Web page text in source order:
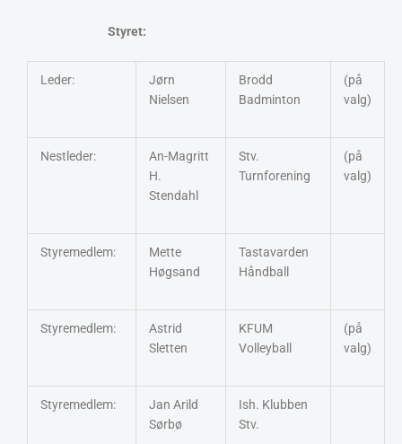
Styret:
Leder:
Jørn
Nielsen
Brodd
Badminton
(på
valg)
Nestleder:
An-Magritt
H.
Stendahl
Stv.
Turnforening
(på
valg)
Styremedlem:
Mette
Høgsand
Tastavarden
Håndball
Styremedlem:
Astrid
Sletten
KFUM
Volleyball
(på
valg)
Styremedlem:
Jan Arild
Sørbø
Ish. Klubben
Stv.